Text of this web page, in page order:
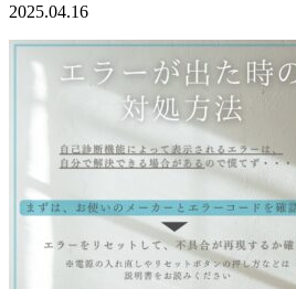
2025.04.16